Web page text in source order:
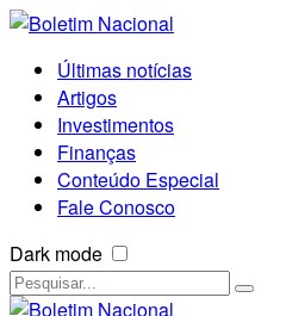
Últimas notícias
Artigos
Investimentos
Finanças
Conteúdo Especial
Fale Conosco
Dark mode